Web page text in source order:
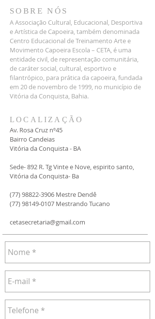
confiança e garantir compras com
segurança.
Oferecendo informações claras
sobre sua política de frete é uma
ótima maneira de estabelecer a
confiança e garantir compras com
segurança.
SOBRE NÓS
A Associação Cultural, Educacional, Desportiva
e Artística de Capoeira, também denominada
Centro Educacional de Treinamento Arte e
Movimento Capoeira Escola – CETA, é uma
entidade civil, de representação comunitária,
de caráter social, cultural, esportivo e
filantrópico, para prática da capoeira, fundada
em 20 de novembro de 1999, no município de
Vitória da Conquista, Bahia.
LOCALIZAÇÃO
Av. Rosa Cruz nº45
Bairro Candeias
Vitória da Conquista - BA
Sede- 892 R. Tg Vinte e Nove, espirito santo,
Vitória da Conquista- Ba
(77) 98822-3906 Mestre Dendê
(77) 98149-0107 Mestrando Tucano
cetasecretaria@gmail.com